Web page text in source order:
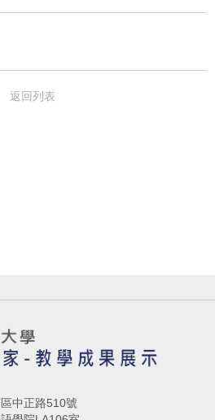
返回列表
中正路510號